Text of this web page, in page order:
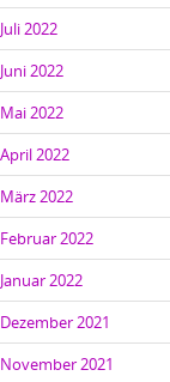
Juli 2022
Juni 2022
Mai 2022
April 2022
März 2022
Februar 2022
Januar 2022
Dezember 2021
November 2021